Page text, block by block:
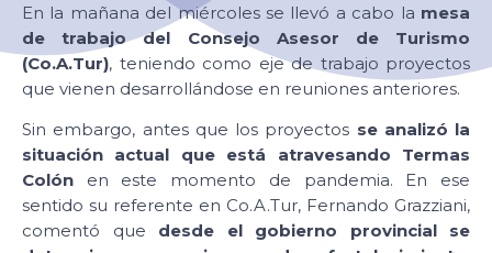
En la mañana del miércoles se llevó a cabo la mesa
de trabajo del Consejo Asesor de Turismo
(Co.A.Tur), teniendo como eje de trabajo proyectos
que vienen desarrollándose en reuniones anteriores.
Sin embargo, antes que los proyectos se analizó la
situación actual que está atravesando Termas
Colón en este momento de pandemia. En ese
sentido su referente en Co.A.Tur, Fernando Grazziani,
comentó que desde el gobierno provincial se